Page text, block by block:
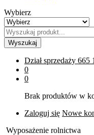
Wybierz
Wyszukaj
Dział sprzedaży 665
0
0
Brak produktów w
Zaloguj się Nowe
Wyposażenie rolnictwa